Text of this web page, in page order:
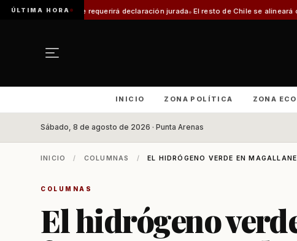
ÚLTIMA HORA
requerirá declaración jurada El resto de Chile se alineará con Magallanes:
INICIO ZONA POLÍTICA ZONA
Sábado, 8 de agosto de 2026 · Punta Arenas
INICIO / COLUMNAS / EL HIDRÓGENO VERDE EN
COLUMNAS
El hidrógeno